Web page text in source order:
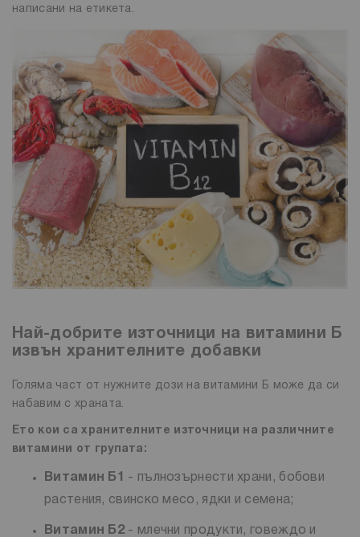
написани на етикета.
Най-добрите източници на витамини Б
извън хранителните добавки
Голяма част от нужните дози на витамини Б може да си
набавим с храната.
Ето кои са хранителните източници на различните
витамини от групата:
Витамин Б1
- пълнозърнести храни, бобови
растения, свинско месо, ядки и семена;
Витамин Б2 - млечни продукти, говеждо и